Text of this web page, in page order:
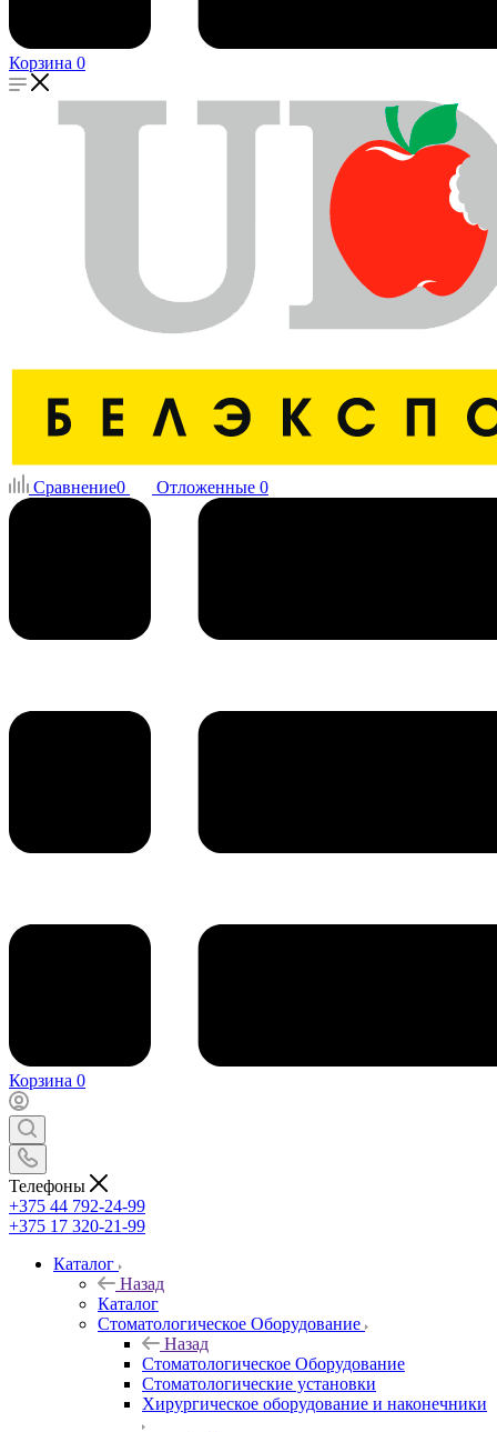
Корзина 0
Сравнение0 Отложенные 0
Корзина 0
Телефоны
+375 44 792-24-99
+375 17 320-21-99
Каталог
Назад
Каталог
Стоматологическое Оборудование
Назад
Стоматологическое Оборудование
Стоматологические установки
Хирургическое оборудование и наконечники